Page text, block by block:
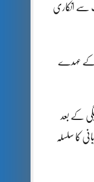
سے انکاری
کے عہدے
کے بعد
کا سلسلہ